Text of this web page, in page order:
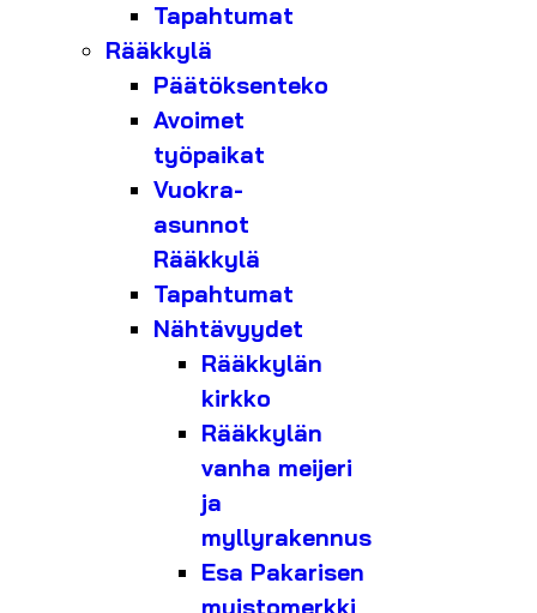
Tapahtumat
Rääkkylä
Päätöksenteko
Avoimet
työpaikat
Vuokra-
asunnot
Rääkkylä
Tapahtumat
Nähtävyydet
Rääkkylän
kirkko
Rääkkylän
vanha meijeri
ja
myllyrakennus
Esa Pakarisen
muistomerkki